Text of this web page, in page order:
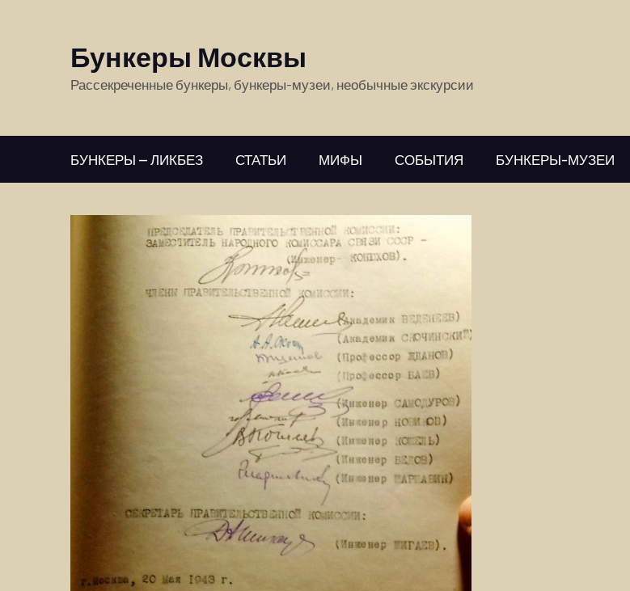
Бункеры Москвы
Рассекреченные бункеры, бункеры-музеи, необычные экскурсии
БУНКЕРЫ — ЛИКБЕЗ СТАТЬИ МИФЫ СОБЫТИЯ БУНКЕРЫ-МУЗЕИ